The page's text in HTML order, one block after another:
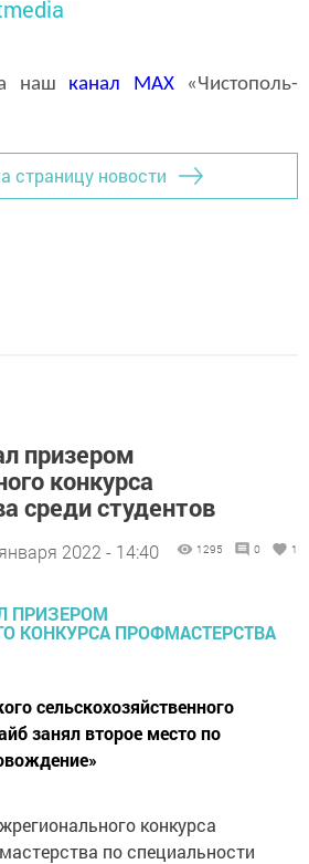
наш канал MAX«Чистополь-
страницу новости
призером
конкурса
среди студентов
2022 - 14:40 1295 0 1
сельскохозяйственного
занял второе место по
конкурса
по специальности